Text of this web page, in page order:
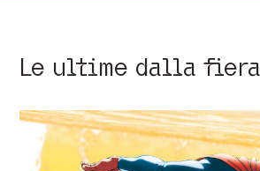
Le ultime dalla fiera